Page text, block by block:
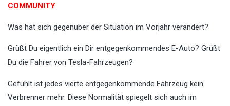
COMMUNITY.
Was hat sich gegenüber der Situation im Vorjahr verändert?
Grüßt Du eigentlich ein Dir entgegenkommendes E-Auto? Grüßt
Du die Fahrer von Tesla-Fahrzeugen?
Gefühlt ist jedes vierte entgegenkommende Fahrzeug kein
Verbrenner mehr. Diese Normalität spiegelt sich auch im